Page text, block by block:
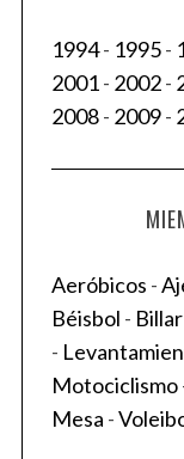
f
o
r
1994- 1995-
2001- 2002-
2008- 2009-
Aeróbicos -
Béisbol - Billar
-
Motociclismo
Mesa -